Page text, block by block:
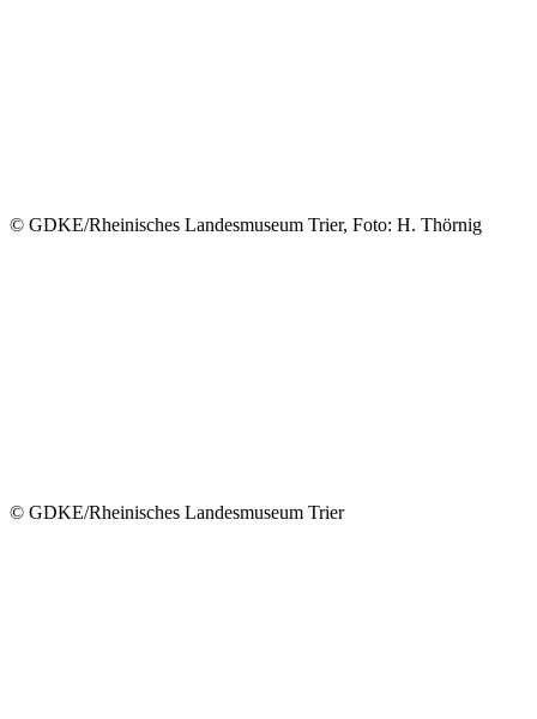
© GDKE/Rheinisches Landesmuseum Trier, Foto: H. Thörnig
© GDKE/Rheinisches Landesmuseum Trier